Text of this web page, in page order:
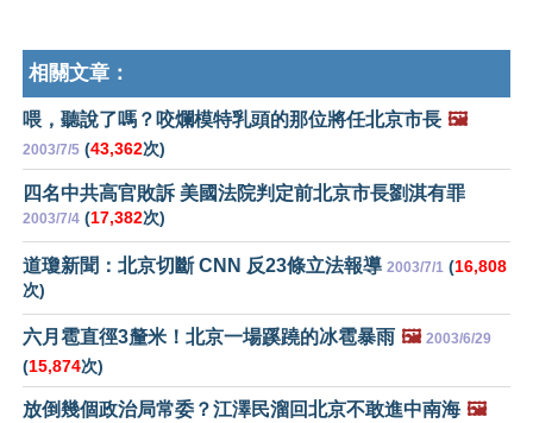
相關文章：
喂，聽說了嗎？咬爛模特乳頭的那位將任北京市長 🖼️
2003/7/5 (43,362次)
四名中共高官敗訴 美國法院判定前北京市長劉淇有罪
2003/7/4 (17,382次)
道瓊新聞：北京切斷 CNN 反23條立法報導 2003/7/1 (16,808
次)
六月雹直徑3釐米！北京一場蹊蹺的冰雹暴雨 🖼️ 2003/6/29
(15,874次)
放倒幾個政治局常委？江澤民溜回北京不敢進中南海 🖼️